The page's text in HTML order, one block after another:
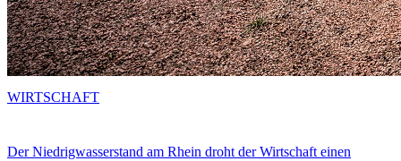
Der Niedrigwasserstand am Rhein droht der Wirtschaft einen
WIRTSCHAFT